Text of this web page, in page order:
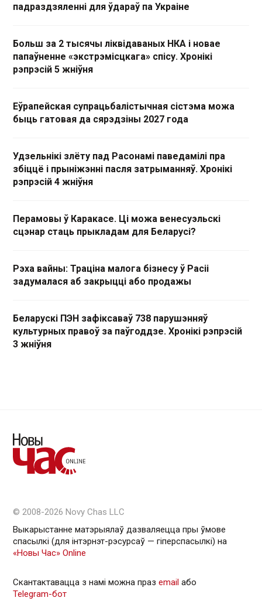
падраздзяленні для ўдараў па Украіне
Больш за 2 тысячы ліквідаваных НКА і новае
папаўненне «экстрэмісцкага» спісу. Хронікі
рэпрэсій 5 жніўня
Еўрапейская супрацьбалістычная сістэма можа
быць гатовая да сярэдзіны 2027 года
Удзельнікі злёту пад Расонамі паведамілі пра
збіццё і прыніжэнні пасля затрыманняў. Хронікі
рэпрэсій 4 жніўня
Перамовы ў Каракасе. Ці можа венесуэльскі
сцэнар стаць прыкладам для Беларусі?
Рэха вайны: Траціна малога бізнесу ў Расіі
задумалася аб закрыцці або продажы
Беларускі ПЭН зафіксаваў 738 парушэнняў
культурных правоў за паўгоддзе. Хронікі рэпрэсій
3 жніўня
© 2008-2026 Novy Chas LLC
Выкарыстанне матэрыялаў дазваляецца пры ўмове
спасылкі (для інтэрнэт-рэсурсаў — гiперспасылкi) на
«Новы Час» Online
Скантактавацца з намі можна праз email або
Telegram-бот